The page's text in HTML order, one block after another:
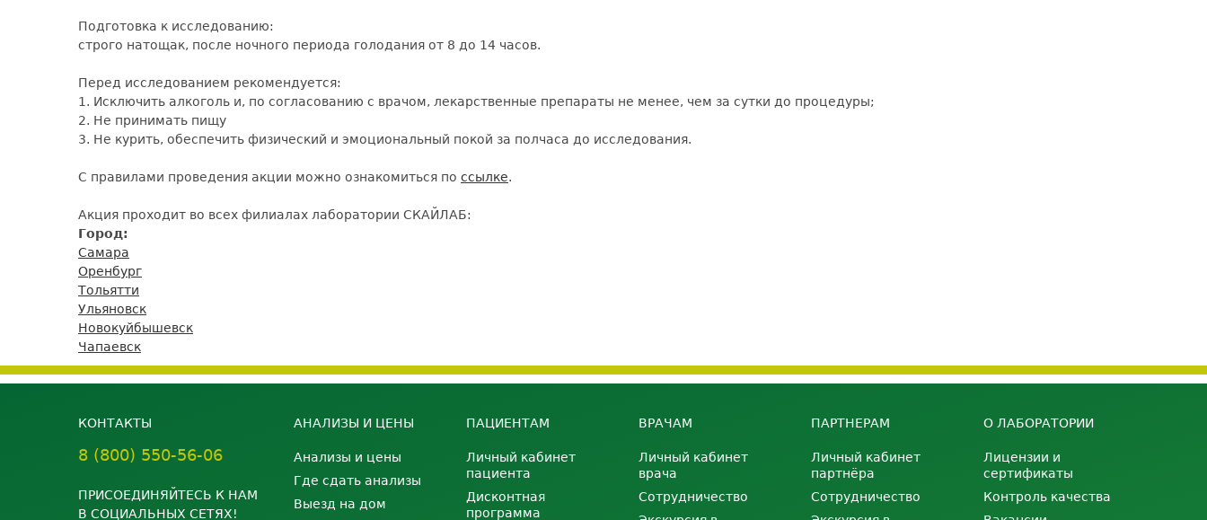
Подготовка к исследованию:
строго натощак, после ночного периода голодания от 8 до 14 часов.
Перед исследованием рекомендуется:
1. Исключить алкоголь и, по согласованию с врачом, лекарственные препараты не менее, чем за сутки до процедуры;
2. Не принимать пищу
3. Не курить, обеспечить физический и эмоциональный покой за полчаса до исследования.
С правилами проведения акции можно ознакомиться по ссылке.
Акция проходит во всех филиалах лаборатории СКАЙЛАБ:
Город:
Самара
Оренбург
Тольятти
Ульяновск
Новокуйбышевск
Чапаевск
КОНТАКТЫ
8 (800) 550-56-06
ПРИСОЕДИНЯЙТЕСЬ К НАМ
В СОЦИАЛЬНЫХ СЕТЯХ!
АНАЛИЗЫ И ЦЕНЫ
Анализы и цены
Где сдать анализы
Выезд на дом
ПАЦИЕНТАМ
Личный кабинет
пациента
Дисконтная
программа
ВРАЧАМ
Личный кабинет
врача
Сотрудничество
ПАРТНЕРАМ
Личный кабинет
партнёра
Сотрудничество
О ЛАБОРАТОРИИ
Лицензии и
сертификаты
Контроль качества